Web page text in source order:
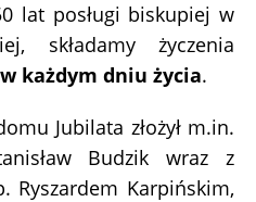
lat posługi biskupiej w
składamy życzenia
każdym dniu życia.
Jubilata złożył m.in.
Budzik wraz z
Ryszardem Karpińskim,